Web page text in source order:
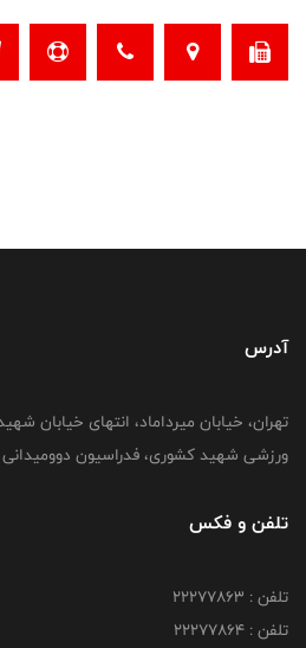
آدرس
تهران، خیابان میرداماد، انتهای خیابان
ورزشی شهید کشوری، فدراسیون
تلفن و فکس
تلفن : 22277863
تلفن : 22277864